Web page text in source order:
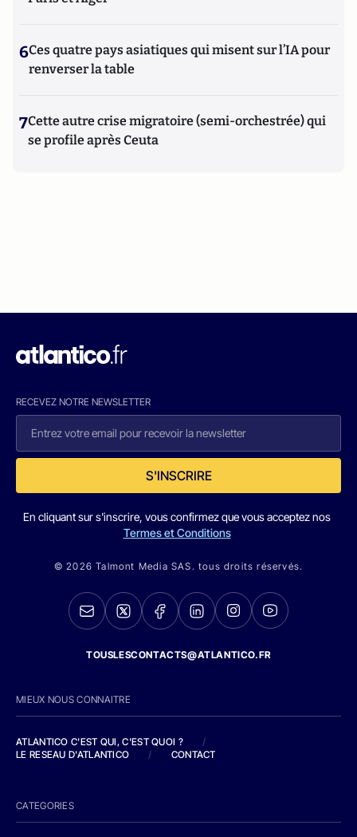
6Ces quatre pays asiatiques qui misent sur l’IA pour
renverser la table
7Cette autre crise migratoire (semi-orchestrée) qui
se profile après Ceuta
RECEVEZ NOTRE NEWSLETTER
S'INSCRIRE
En cliquant sur s'inscrire, vous confirmez que vous acceptez nos
Termes et Conditions
© 2026 Talmont Media SAS. tous droits réservés.
TOUSLESCONTACTS@ATLANTICO.FR
MIEUX NOUS CONNAITRE
ATLANTICO C'EST QUI, C'EST QUOI ?
/
LE RESEAU D'ATLANTICO
/ CONTACT
CATEGORIES